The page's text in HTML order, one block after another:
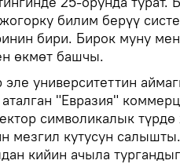
билим берүү
бири. Бирок муну
өкмөт башчы.
университеттин
"Евразия"
символикалык
мезгил кутусун
кийин ачыла